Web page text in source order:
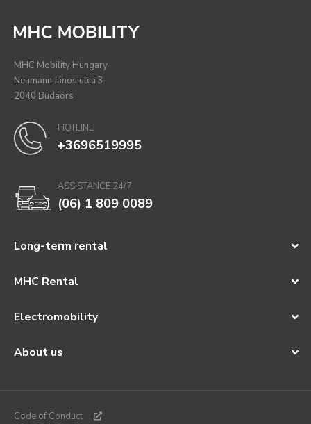
Long-term rental
MHC Rental
Electromobility
About us
MHC Mobility Hungary
Neumann János utca 3.
2040 Budaörs
HOTLINE
+3696519995
ASSISTANCE 24/7
(06) 1 809 0089
Code of Conduct